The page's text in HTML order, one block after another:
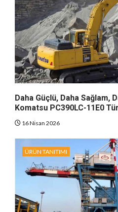
Daha Güçlü, Daha Sağlam,
Komatsu PC390LC-11E0
16 Nisan 2026
ÜRÜN TANITIMI